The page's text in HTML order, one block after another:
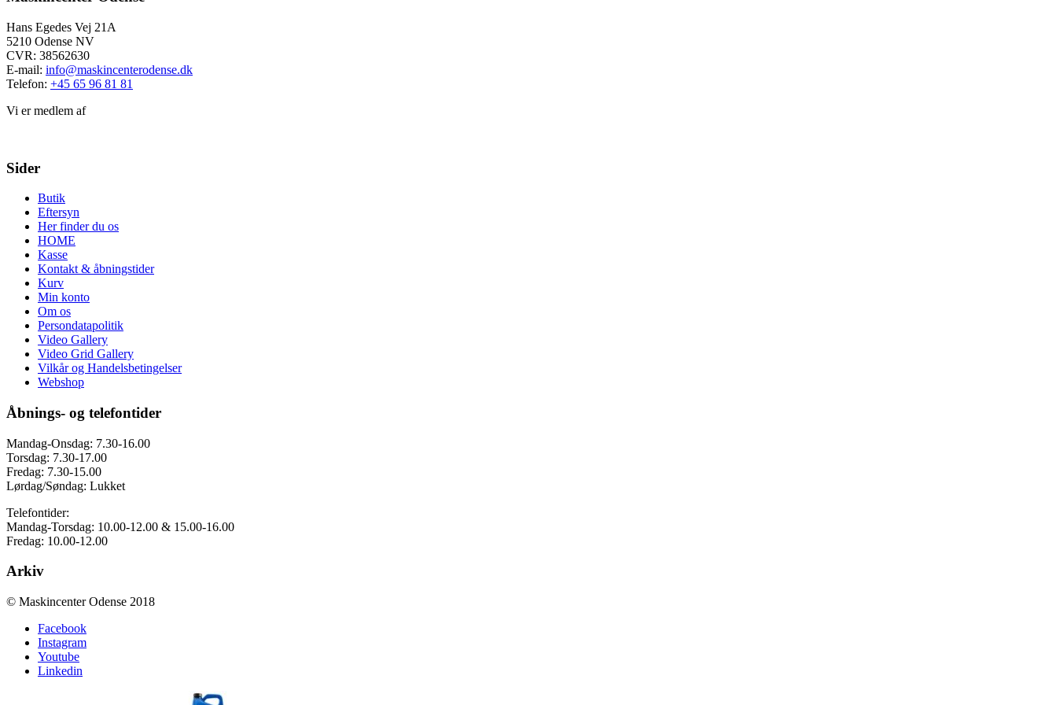
Hans Egedes Vej 21A
5210 Odense NV
CVR: 38562630
E-mail: info@maskincenterodense.dk
Telefon: +45 65 96 81 81
Vi er medlem af
Sider
Butik
Eftersyn
Her finder du os
HOME
Kasse
Kontakt & åbningstider
Kurv
Min konto
Om os
Persondatapolitik
Video Gallery
Video Grid Gallery
Vilkår og Handelsbetingelser
Webshop
Åbnings- og telefontider
Mandag-Onsdag: 7.30-16.00
Torsdag: 7.30-17.00
Fredag: 7.30-15.00
Lørdag/Søndag: Lukket
Telefontider:
Mandag-Torsdag: 10.00-12.00 & 15.00-16.00
Fredag: 10.00-12.00
Arkiv
© Maskincenter Odense 2018
Facebook
Instagram
Youtube
Linkedin